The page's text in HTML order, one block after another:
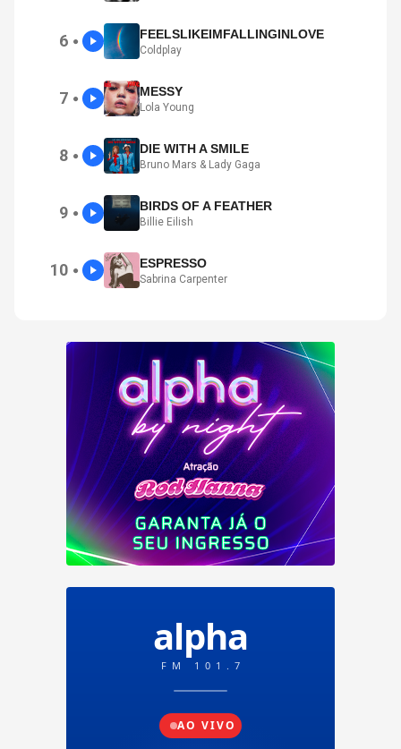
6 ● FEELSLIKEIMFALLINGINLOVE
Coldplay
7 ● MESSY
Lola Young
8 ● DIE WITH A SMILE
Bruno Mars & Lady Gaga
9 ● BIRDS OF A FEATHER
Billie Eilish
10 ● ESPRESSO
Sabrina Carpenter